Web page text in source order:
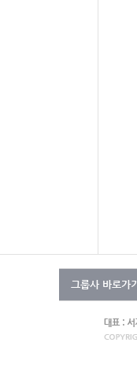
그룹사 바로가기